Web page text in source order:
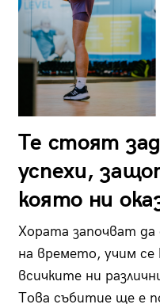
Те стоят
успехи,
която ни
Хората започват да
на времето, учим се
всичките ни
Tова събитие ще е